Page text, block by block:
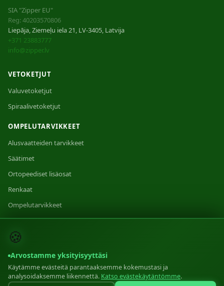
SIA "Zipper EU"
Reg: 40203570806
Liepāja, Ziemeļu iela 21, LV-3405, Latvija
+371 23883777
info@zipper.lv
VETOKETJUT
Valuvetoketjut
Spiraalivetoketjut
OMPELUTARVIKKEET
Alusvaatteiden tarvikkeet
Säätimet
Ortopeediset lisäosat
Renkaat
Ompelutarvikkeet
Luokka 1
Luokka 2
Luokka 3
TUOTANTO
🍪
Arvostamme yksityisyyttäsi
Käytämme evästeitä parantaaksemme kokemustasi ja
analysoidaksemme liikennettä. Katso evästekäytäntömme.